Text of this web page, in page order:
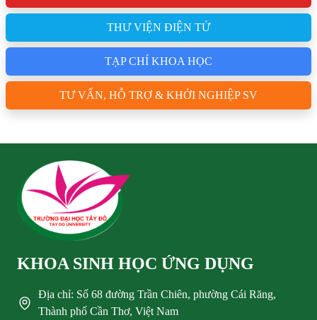
THƯ VIỆN ĐIỆN TỬ
TẠP CHÍ KHOA HỌC
TƯ VẤN, HỖ TRỢ & KHỞI NGHIỆP SV
KHOA SINH HỌC ỨNG DỤNG
Địa chỉ: Số 68 đường Trần Chiên, phường Cái Răng,
Thành phố Cần Thơ, Việt Nam